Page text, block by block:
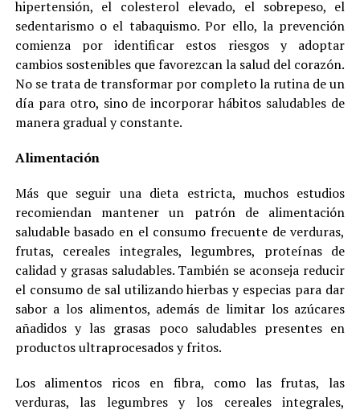
hipertensión, el colesterol elevado, el sobrepeso, el
sedentarismo o el tabaquismo. Por ello, la prevención
comienza por identificar estos riesgos y adoptar
cambios sostenibles que favorezcan la salud del corazón.
No se trata de transformar por completo la rutina de un
día para otro, sino de incorporar hábitos saludables de
manera gradual y constante.
Alimentación
Más que seguir una dieta estricta, muchos estudios
recomiendan mantener un patrón de alimentación
saludable basado en el consumo frecuente de verduras,
frutas, cereales integrales, legumbres, proteínas de
calidad y grasas saludables. También se aconseja reducir
el consumo de sal utilizando hierbas y especias para dar
sabor a los alimentos, además de limitar los azúcares
añadidos y las grasas poco saludables presentes en
productos ultraprocesados y fritos.
Los alimentos ricos en fibra, como las frutas, las
verduras, las legumbres y los cereales integrales,